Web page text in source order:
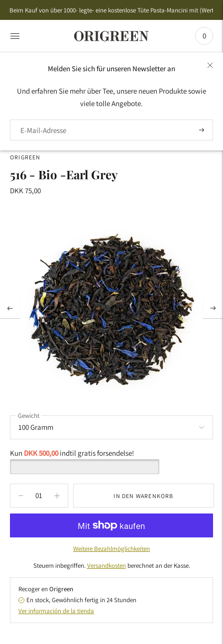
Beim Kauf von über 1000- legte- eine kostenlose Tüte Pasta-Mancini mit (Wert
0
ORIGREEN
516 - Bio -Earl Grey
DKK 75,00
Gewicht
Kun DKK 500,00indtil gratis forsendelse!
IN DEN WARENKORB
Weitere Bezahlmöglichkeiten
Steuern inbegriffen.Versandkosten berechnet an der Kasse.
Recoger en Origreen
En stock, Gewöhnlich fertig in 24 Stunden
Ver información de la tienda
Melden Sie sich für unseren Newsletter an
Und erfahren Sie mehr über Tee, unsere neuen Produkte sowie
viele tolle Angebote.